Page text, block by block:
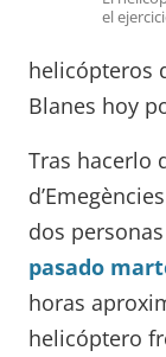
el
helicópteros
Blanes hoy
Tras hacerlo
dos
pasado
horas
helicóptero